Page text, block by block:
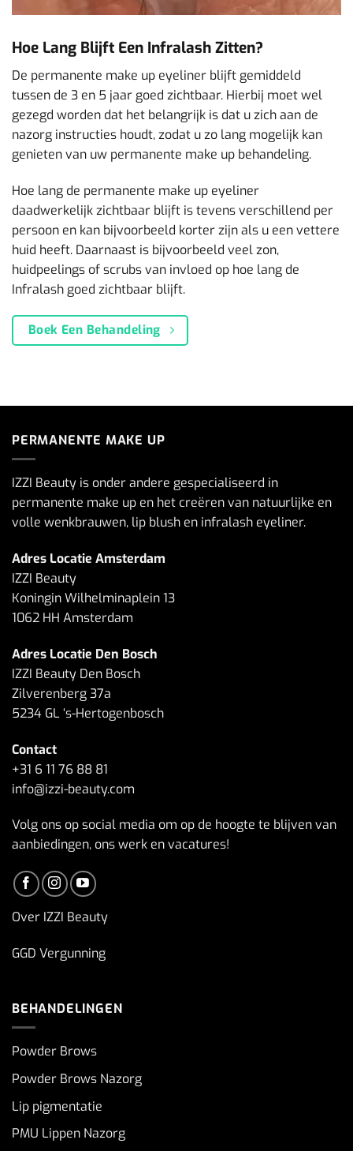
Hoe Lang Blijft Een Infralash Zitten?
De permanente make up eyeliner blijft gemiddeld
tussen de 3 en 5 jaar goed zichtbaar. Hierbij moet wel
gezegd worden dat het belangrijk is dat u zich aan de
nazorg instructies houdt, zodat u zo lang mogelijk kan
genieten van uw permanente make up behandeling.
Hoe lang de permanente make up eyeliner
daadwerkelijk zichtbaar blijft is tevens verschillend per
persoon en kan bijvoorbeeld korter zijn als u een vettere
huid heeft. Daarnaast is bijvoorbeeld veel zon,
huidpeelings of scrubs van invloed op hoe lang de
Infralash goed zichtbaar blijft.
Boek Een Behandeling
PERMANENTE MAKE UP
IZZI Beauty is onder andere gespecialiseerd in
permanente make up en het creëren van natuurlijke en
volle wenkbrauwen, lip blush en infralash eyeliner.
Adres Locatie Amsterdam
IZZI Beauty
Koningin Wilhelminaplein 13
1062 HH Amsterdam
Adres Locatie Den Bosch
IZZI Beauty Den Bosch
Zilverenberg 37a
5234 GL ‘s-Hertogenbosch
Contact
+31 6 11 76 88 81
info@izzi-beauty.com
Volg ons op social media om op de hoogte te blijven van
aanbiedingen, ons werk en vacatures!
Over IZZI Beauty
GGD Vergunning
BEHANDELINGEN
Powder Brows
Powder Brows Nazorg
Lip pigmentatie
PMU Lippen Nazorg